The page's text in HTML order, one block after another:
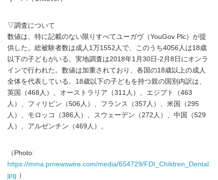
▽調査について
数値は、特に記載のない限りすべてユーガヴ（YouGov Plc）が提
供した。総被験者数は成人1万1552人で、このうち4056人は18歳
以下の子どもがいる。実地調査は2018年1月30日-2月8日にオンラ
インで行われた。数値は加重されており、各国の18歳以上の成人
全体を代表している。18歳以下の子どもを持つ親の国別内訳は、
英国（468人）、オーストラリア（311人）、エジプト（463
人）、フィリピン（506人）、フランス（357人）、米国（295
人）、モロッコ（386人）、スウェーデン（272人）、中国（529
人）、アルゼンチン（469人）。
（Photo:
https://mma.prnewswire.com/media/654729/FDI_Children_Dental.
jpg ）